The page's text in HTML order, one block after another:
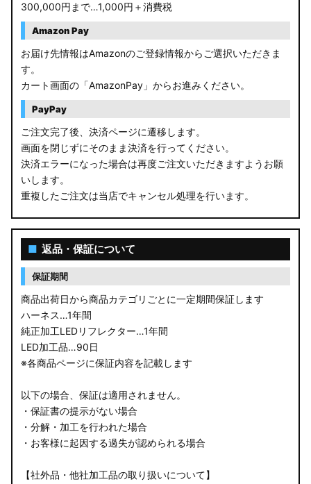
300,000円まで…1,000円＋消費税
Amazon Pay
お届け先情報はAmazonのご登録情報からご選択いただきま
す。
カート画面の「AmazonPay」からお進みください。
PayPay
ご注文完了後、決済ページに遷移します。
画面を閉じずにそのまま決済を行ってください。
決済エラーになった場合は再度ご注文いただきますようお願
いします。
重複したご注文は当店でキャンセル処理を行います。
■ 返品・保証について
保証期間
商品出荷日から商品カテゴリごとに一定期間保証します
ハーネス…1年間
純正加工LEDリフレクター…1年間
LED加工品…90日
※各商品ページに保証内容を記載します
以下の場合、保証は適用されません。
・保証書の提示がない場合
・分解・加工を行われた場合
・お客様に起因する過失が認められる場合
【社外品・他社加工品の取り扱いについて】